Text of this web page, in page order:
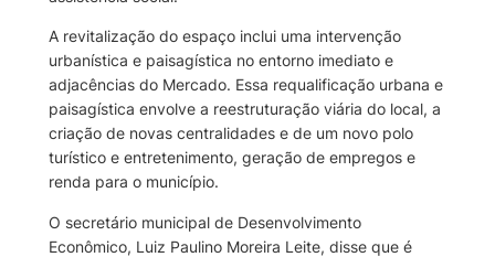
A revitalização do espaço inclui uma intervenção
urbanística e paisagística no entorno imediato e
adjacências do Mercado. Essa requalificação urbana e
paisagística envolve a reestruturação viária do local, a
criação de novas centralidades e de um novo polo
turístico e entretenimento, geração de empregos e
renda para o município.
O secretário municipal de Desenvolvimento
Econômico, Luiz Paulino Moreira Leite, disse que é